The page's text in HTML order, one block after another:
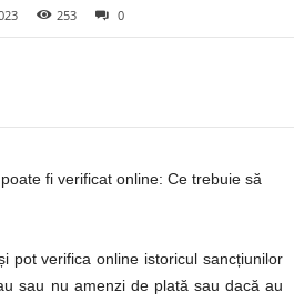
253 0
fi verificat online: Ce trebuie să
pot verifica online istoricul sancțiunilor
sau nu amenzi de plată sau dacă au